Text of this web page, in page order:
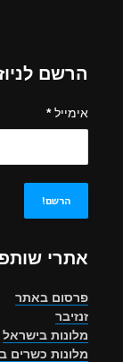
הרשם
אימייל*
אתרי
פרסום באתר
זנזיבר
מלונות בישראל
מלונות כשרים